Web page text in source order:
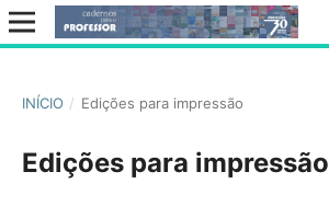
INÍCIO / Edições para impressão
Edições para impressão